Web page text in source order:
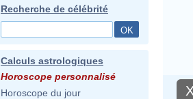
Recherche de célébrité
Calculs astrologiques
Horoscope personnalisé
Horoscope du jour